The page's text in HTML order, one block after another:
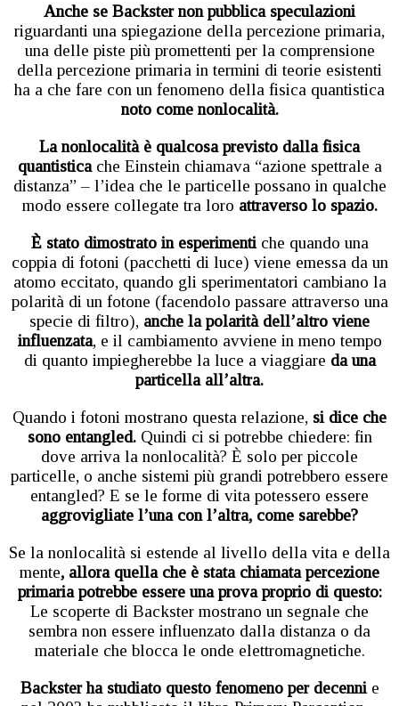
Anche se Backster non pubblica speculazioni
riguardanti una spiegazione della percezione primaria,
una delle piste più promettenti per la comprensione
della percezione primaria in termini di teorie esistenti
ha a che fare con un fenomeno della fisica quantistica
noto come nonlocalità.
La nonlocalità è qualcosa previsto dalla fisica
quantisticache Einstein chiamava “azione spettrale a
distanza” – l’idea che le particelle possano in qualche
modo essere collegate tra loro attraverso lo spazio.
È stato dimostrato in esperimenti che quando una
coppia di fotoni (pacchetti di luce) viene emessa da un
atomo eccitato, quando gli sperimentatori cambiano la
polarità di un fotone (facendolo passare attraverso una
specie di filtro), anche la polarità dell’altro viene
influenzata, e il cambiamento avviene in meno tempo
di quanto impiegherebbe la luce a viaggiare da una
particella all’altra.
Quando i fotoni mostrano questa relazione, si dice che
sono entangled.Quindi ci si potrebbe chiedere: fin
dove arriva la nonlocalità? È solo per piccole
particelle, o anche sistemi più grandi potrebbero essere
entangled? E se le forme di vita potessero essere
aggrovigliate l’una con l’altra, come sarebbe?
Se la nonlocalità si estende al livello della vita e della
mente, allora quella che è stata chiamata percezione
primaria potrebbe essere una prova proprio di questo:
Le scoperte di Backster mostrano un segnale che
sembra non essere influenzato dalla distanza o da
materiale che blocca le onde elettromagnetiche.
Backster ha studiato questo fenomeno per decenni e